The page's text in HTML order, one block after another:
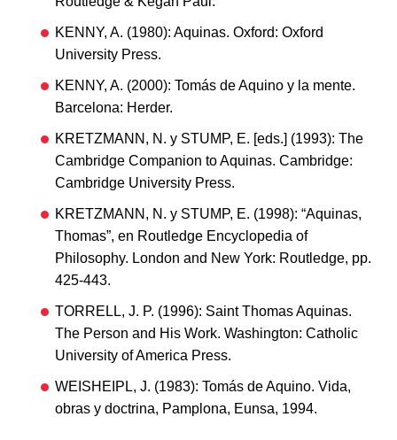
KENNY, A. (1980): Aquinas. Oxford: Oxford
University Press.
KENNY, A. (2000): Tomás de Aquino y la mente.
Barcelona: Herder.
KRETZMANN, N. y STUMP, E. [eds.] (1993): The
Cambridge Companion to Aquinas. Cambridge:
Cambridge University Press.
KRETZMANN, N. y STUMP, E. (1998): “Aquinas,
Thomas”, en Routledge Encyclopedia of
Philosophy. London and New York: Routledge, pp.
425-443.
TORRELL, J. P. (1996): Saint Thomas Aquinas.
The Person and His Work. Washington: Catholic
University of America Press.
WEISHEIPL, J. (1983): Tomás de Aquino. Vida,
obras y doctrina, Pamplona, Eunsa, 1994.